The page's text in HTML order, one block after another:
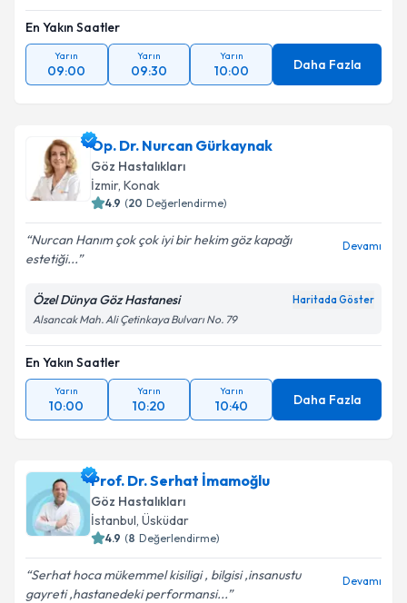
En Yakın Saatler
Yarın
09:00
Yarın
09:30
Yarın
10:00 Daha Fazla
Op. Dr. Nurcan Gürkaynak
Göz Hastalıkları
İzmir, Konak
4.9 (20 Değerlendirme)
Nurcan Hanım çok çok iyi bir hekim göz kapağı
estetiği...
Devamı
Özel Dünya Göz Hastanesi Haritada Göster
Alsancak Mah. Ali Çetinkaya Bulvarı No. 79
En Yakın Saatler
Yarın
10:00
Yarın
10:20
Yarın
10:40 Daha Fazla
Prof. Dr. Serhat İmamoğlu
Göz Hastalıkları
İstanbul, Üsküdar
4.9 (8 Değerlendirme)
Serhat hoca mükemmel kisiligi , bilgisi ,insanustu
gayreti ,hastanedeki performansi...
Devamı